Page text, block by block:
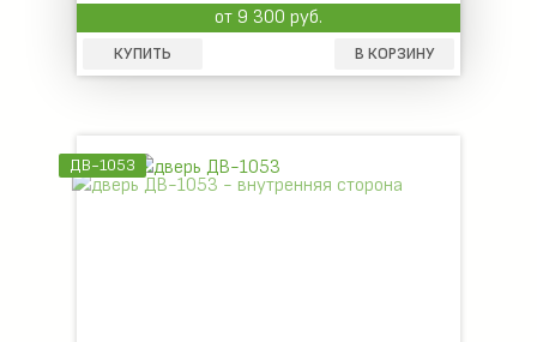
от 9 300 руб.
КУПИТЬ В КОРЗИНУ
ДВ-1053